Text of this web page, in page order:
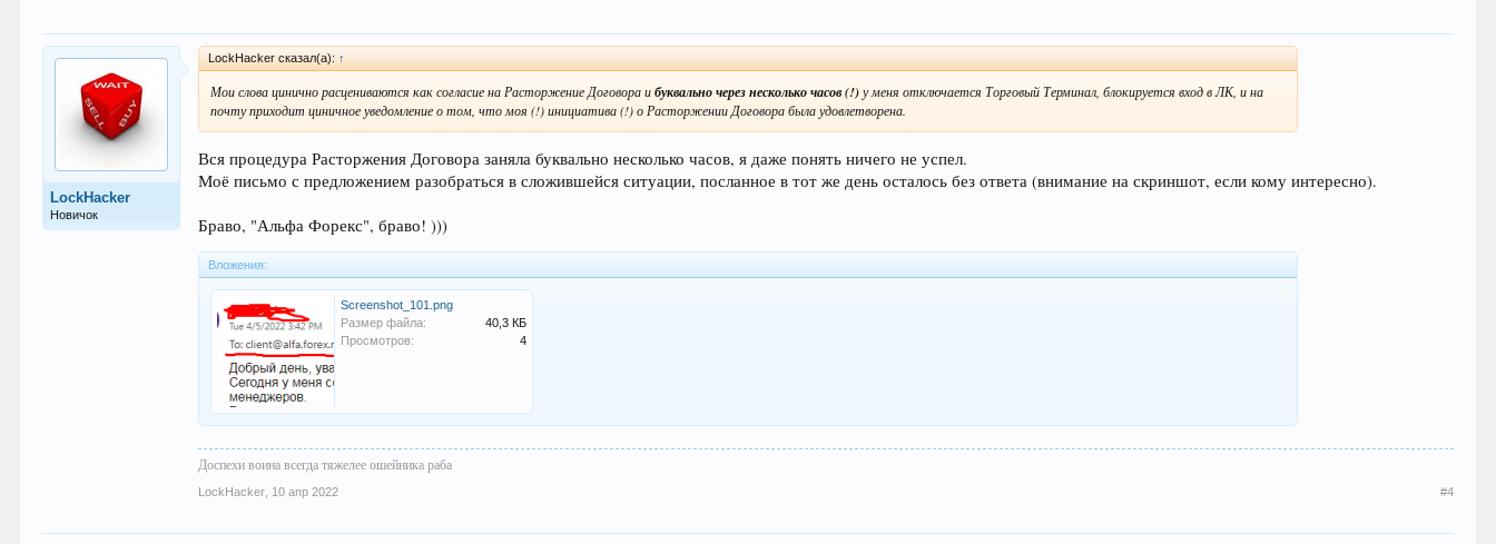
LockHacker
Новичок
LockHacker сказал(а): ↑
Мои слова цинично расцениваются как согласие на Расторжение Договора ибуквально через несколько часов (!)у меня отключается Торговый Терминал, блокируется вход в ЛК, и на
почту приходит циничное уведомление о том, что моя (!) инициатива (!) о Расторжении Договора была удовлетворена.
Вся процедура Расторжения Договора заняла буквально несколько часов, я даже понять ничего не успел.
Моё письмо с предложением разобраться в сложившейся ситуации, посланное в тот же день осталось без ответа (внимание на скриншот, если кому интересно).
Браво, "Альфа Форекс", браво! )))
Вложения:
Screenshot_101.png
Размер файла:
40,3 КБ
Просмотров:
4
Доспехи воина всегда тяжелее ошейника раба
LockHacker 10 апр 2022 #4